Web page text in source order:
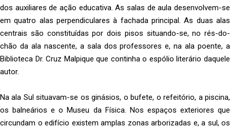
dos auxiliares de ação educativa. As salas de aula desenvolvem-se
em quatro alas perpendiculares à fachada principal. As duas alas
centrais são constituídas por dois pisos situando-se, no rés-do-
chão da ala nascente, a sala dos professores e, na ala poente, a
Biblioteca Dr. Cruz Malpique que continha o espólio literário daquele
autor.
Na ala Sul situavam-se os ginásios, o bufete, o refeitório, a piscina,
os balneários e o Museu da Física. Nos espaços exteriores que
circundam o edifício existem amplas zonas arborizadas e, a sul, os